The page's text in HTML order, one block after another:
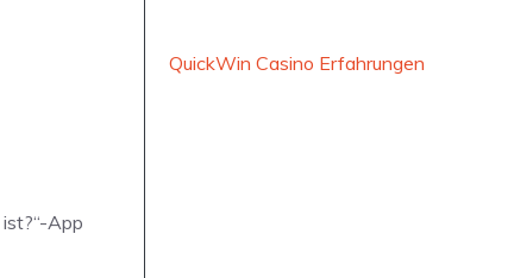
App
QuickWin Casino Erfahrungen